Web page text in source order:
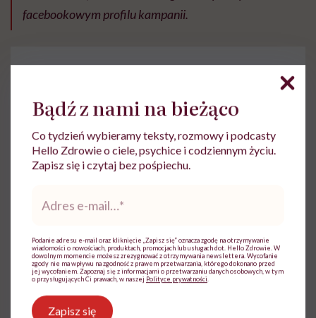
facebookowym profilu kampanii.
serwisu (Instagram, Facebook, YouTube, itp.)
wymagana jest zgoda na pliki cookie.
Zmień ustawienia
Bądź z nami na bieżąco
Co tydzień wybieramy teksty, rozmowy i podcasty
Hello Zdrowie o ciele, psychice i codziennym życiu.
Zapisz się i czytaj bez pośpiechu.
*
Podanie adresu e-mail oraz kliknięcie „Zapisz się” oznacza zgodę na otrzymywanie
wiadomości o nowościach, produktach, promocjach lub usługach dot. Hello Zdrowie. W
dowolnym momencie możesz zrezygnować z otrzymywania newslettera. Wycofanie
zgody nie ma wpływu na zgodność z prawem przetwarzania, którego dokonano przed
jej wycofaniem. Zapoznaj się z informacjami o przetwarzaniu danych osobowych, w tym
o przysługujących Ci prawach, w naszej Polityce prywatności
Zapisz się